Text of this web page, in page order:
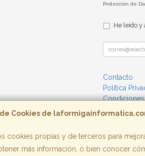
Cookies de
cookies propias y de terceros para
más información, o bien conocer
Protección de
He leído y
Contacto
Política
© 2026